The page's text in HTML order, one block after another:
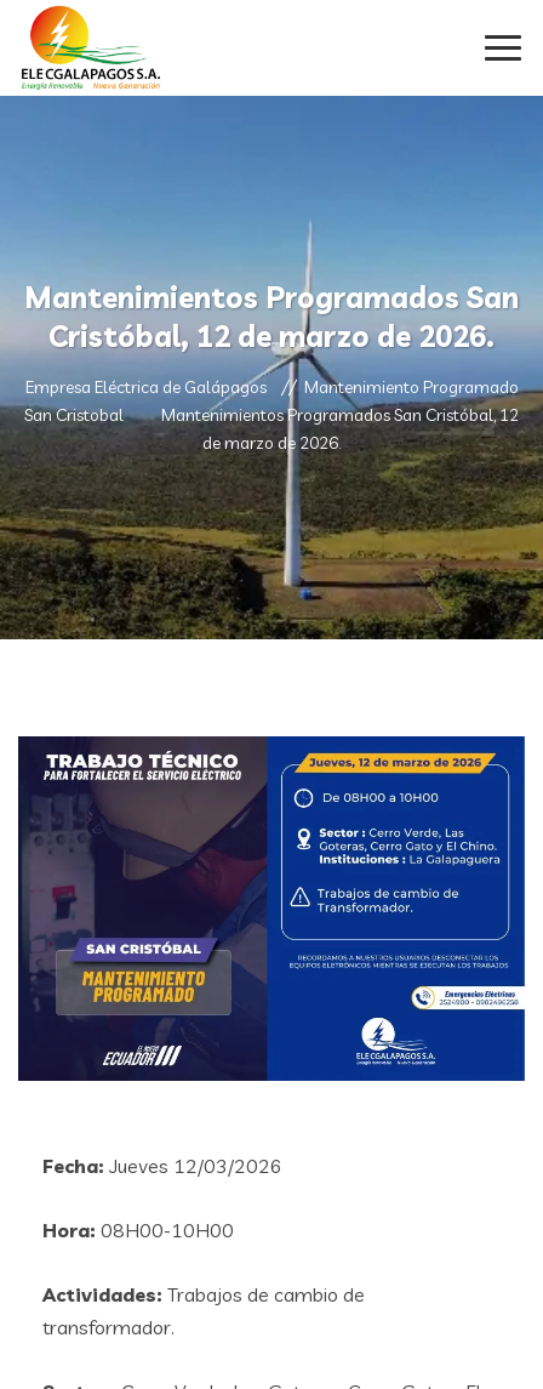
Mantenimientos Programados San
Cristóbal, 12 de marzo de 2026.
Empresa Eléctrica de Galápagos
Mantenimiento Programado
San Cristobal
Mantenimientos Programados San Cristóbal, 12
de marzo de 2026.
Fecha: Jueves 12/03/2026
Hora: 08H00-10H00
Actividades: Trabajos de cambio de
transformador.